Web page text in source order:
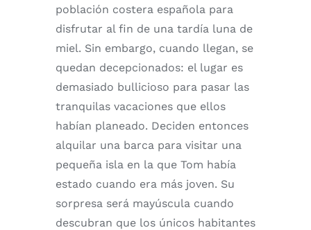
población costera española para
disfrutar al fin de una tardía luna de
miel. Sin embargo, cuando llegan, se
quedan decepcionados: el lugar es
demasiado bullicioso para pasar las
tranquilas vacaciones que ellos
habían planeado. Deciden entonces
alquilar una barca para visitar una
pequeña isla en la que Tom había
estado cuando era más joven. Su
sorpresa será mayúscula cuando
descubran que los únicos habitantes